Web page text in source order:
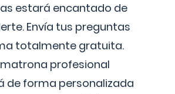
estará encantado de
Envía tus preguntas
totalmente gratuita.
matrona profesional
de forma personalizada